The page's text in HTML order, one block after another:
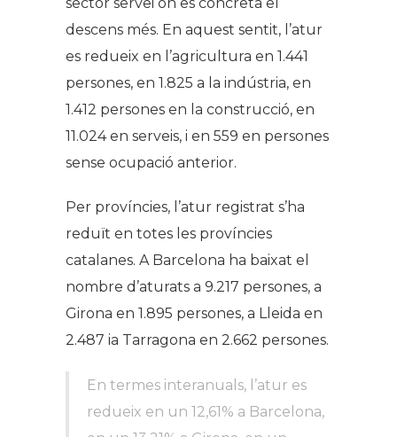
descens més. En aquest sentit, l’atur
es redueix en l’agricultura en 1.441
persones, en 1.825 a la indústria, en
1.412 persones en la construcció, en
11.024 en serveis, i en 559 en persones
sense ocupació anterior.
Per províncies, l’atur registrat s’ha
reduït en totes les províncies
catalanes. A Barcelona ha baixat el
nombre d’aturats a 9.217 persones, a
Girona en 1.895 persones, a Lleida en
2.487 ia Tarragona en 2.662 persones.
En termes interanuals, l’atur es
redueix en un 12,61% a Barcelona, ​​